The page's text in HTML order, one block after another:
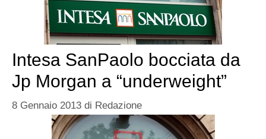
Intesa SanPaolo bocciata da
Jp Morgan a “underweight”
8 Gennaio 2013 di Redazione